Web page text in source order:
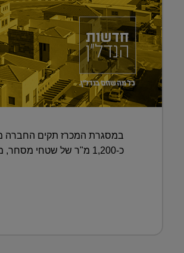
כ-1,200 מ"ר של שטחי מסחר, מועדון סטודנטים ושירותים נלווים אחרים